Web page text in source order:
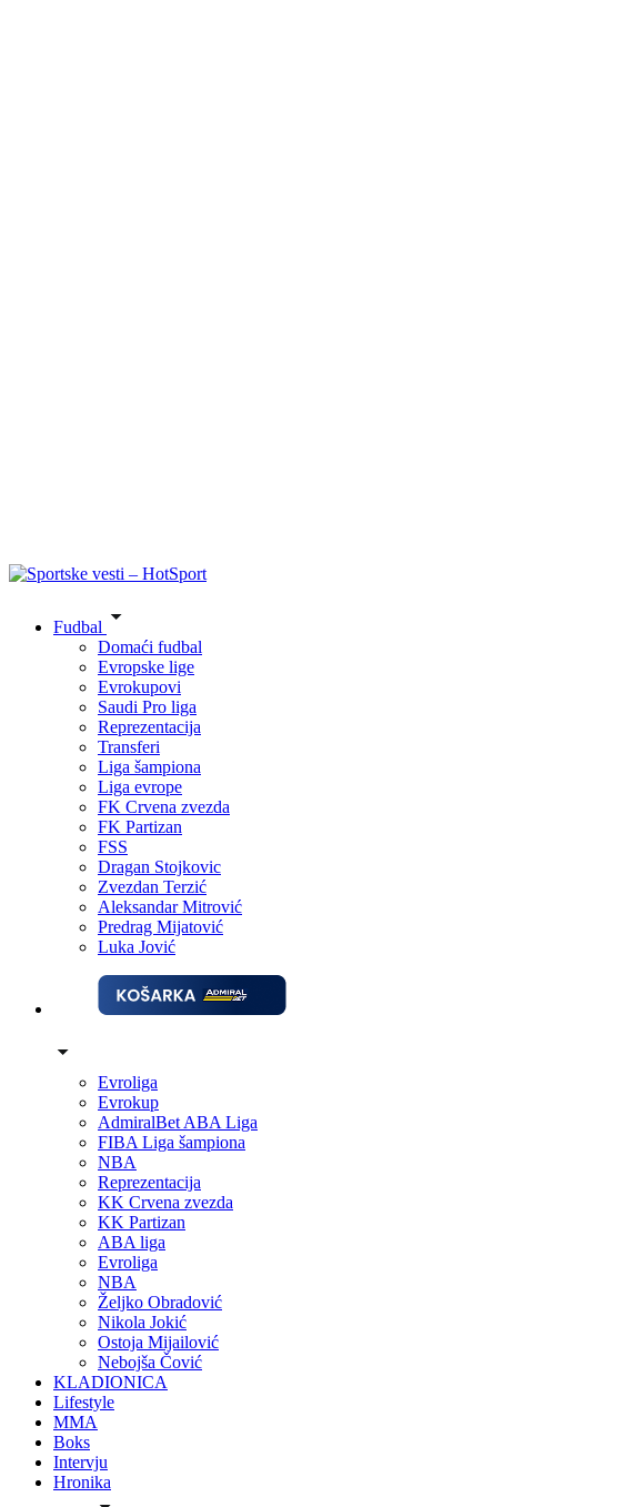
Fudbal
Domaći fudbal
Evropske lige
Evrokupovi
Saudi Pro liga
Reprezentacija
Transferi
Liga šampiona
Liga evrope
FK Crvena zvezda
FK Partizan
FSS
Dragan Stojkovic
Zvezdan Terzić
Aleksandar Mitrović
Predrag Mijatović
Luka Jović
Evroliga
Evrokup
AdmiralBet ABA Liga
FIBA Liga šampiona
NBA
Reprezentacija
KK Crvena zvezda
KK Partizan
ABA liga
Evroliga
NBA
Željko Obradović
Nikola Jokić
Ostoja Mijailović
Nebojša Čović
KLADIONICA
Lifestyle
MMA
Boks
Intervju
Hronika